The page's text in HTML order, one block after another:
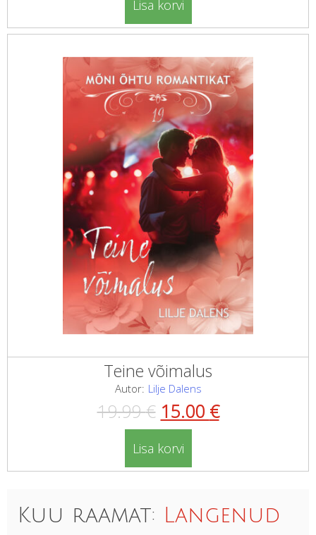
oli:
19.99 €.
is:
15.00 €.
Lisa korvi
Teine võimalus
Autor: Lilje Dalens
19.99€ Algne
hind
oli:
19.99 €.
15.00 €Current
is:
15.00 €.
Lisa korvi
Kuu raamat: Langenud